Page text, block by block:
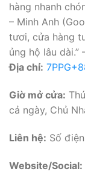
hàng nhanh
– Minh Anh
tươi, cửa hàng
ủng hộ lâu dài.”
Địa chỉ:
Giờ mở cửa:
cả ngày, Chủ
Liên hệ: Số
Website/Social: